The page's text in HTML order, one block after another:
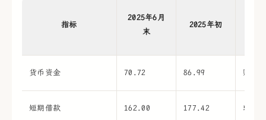
指标
2025年6月
末
2025年初
货币资金 70.72 86.99 账面
短期借款 162.00 177.42 较期